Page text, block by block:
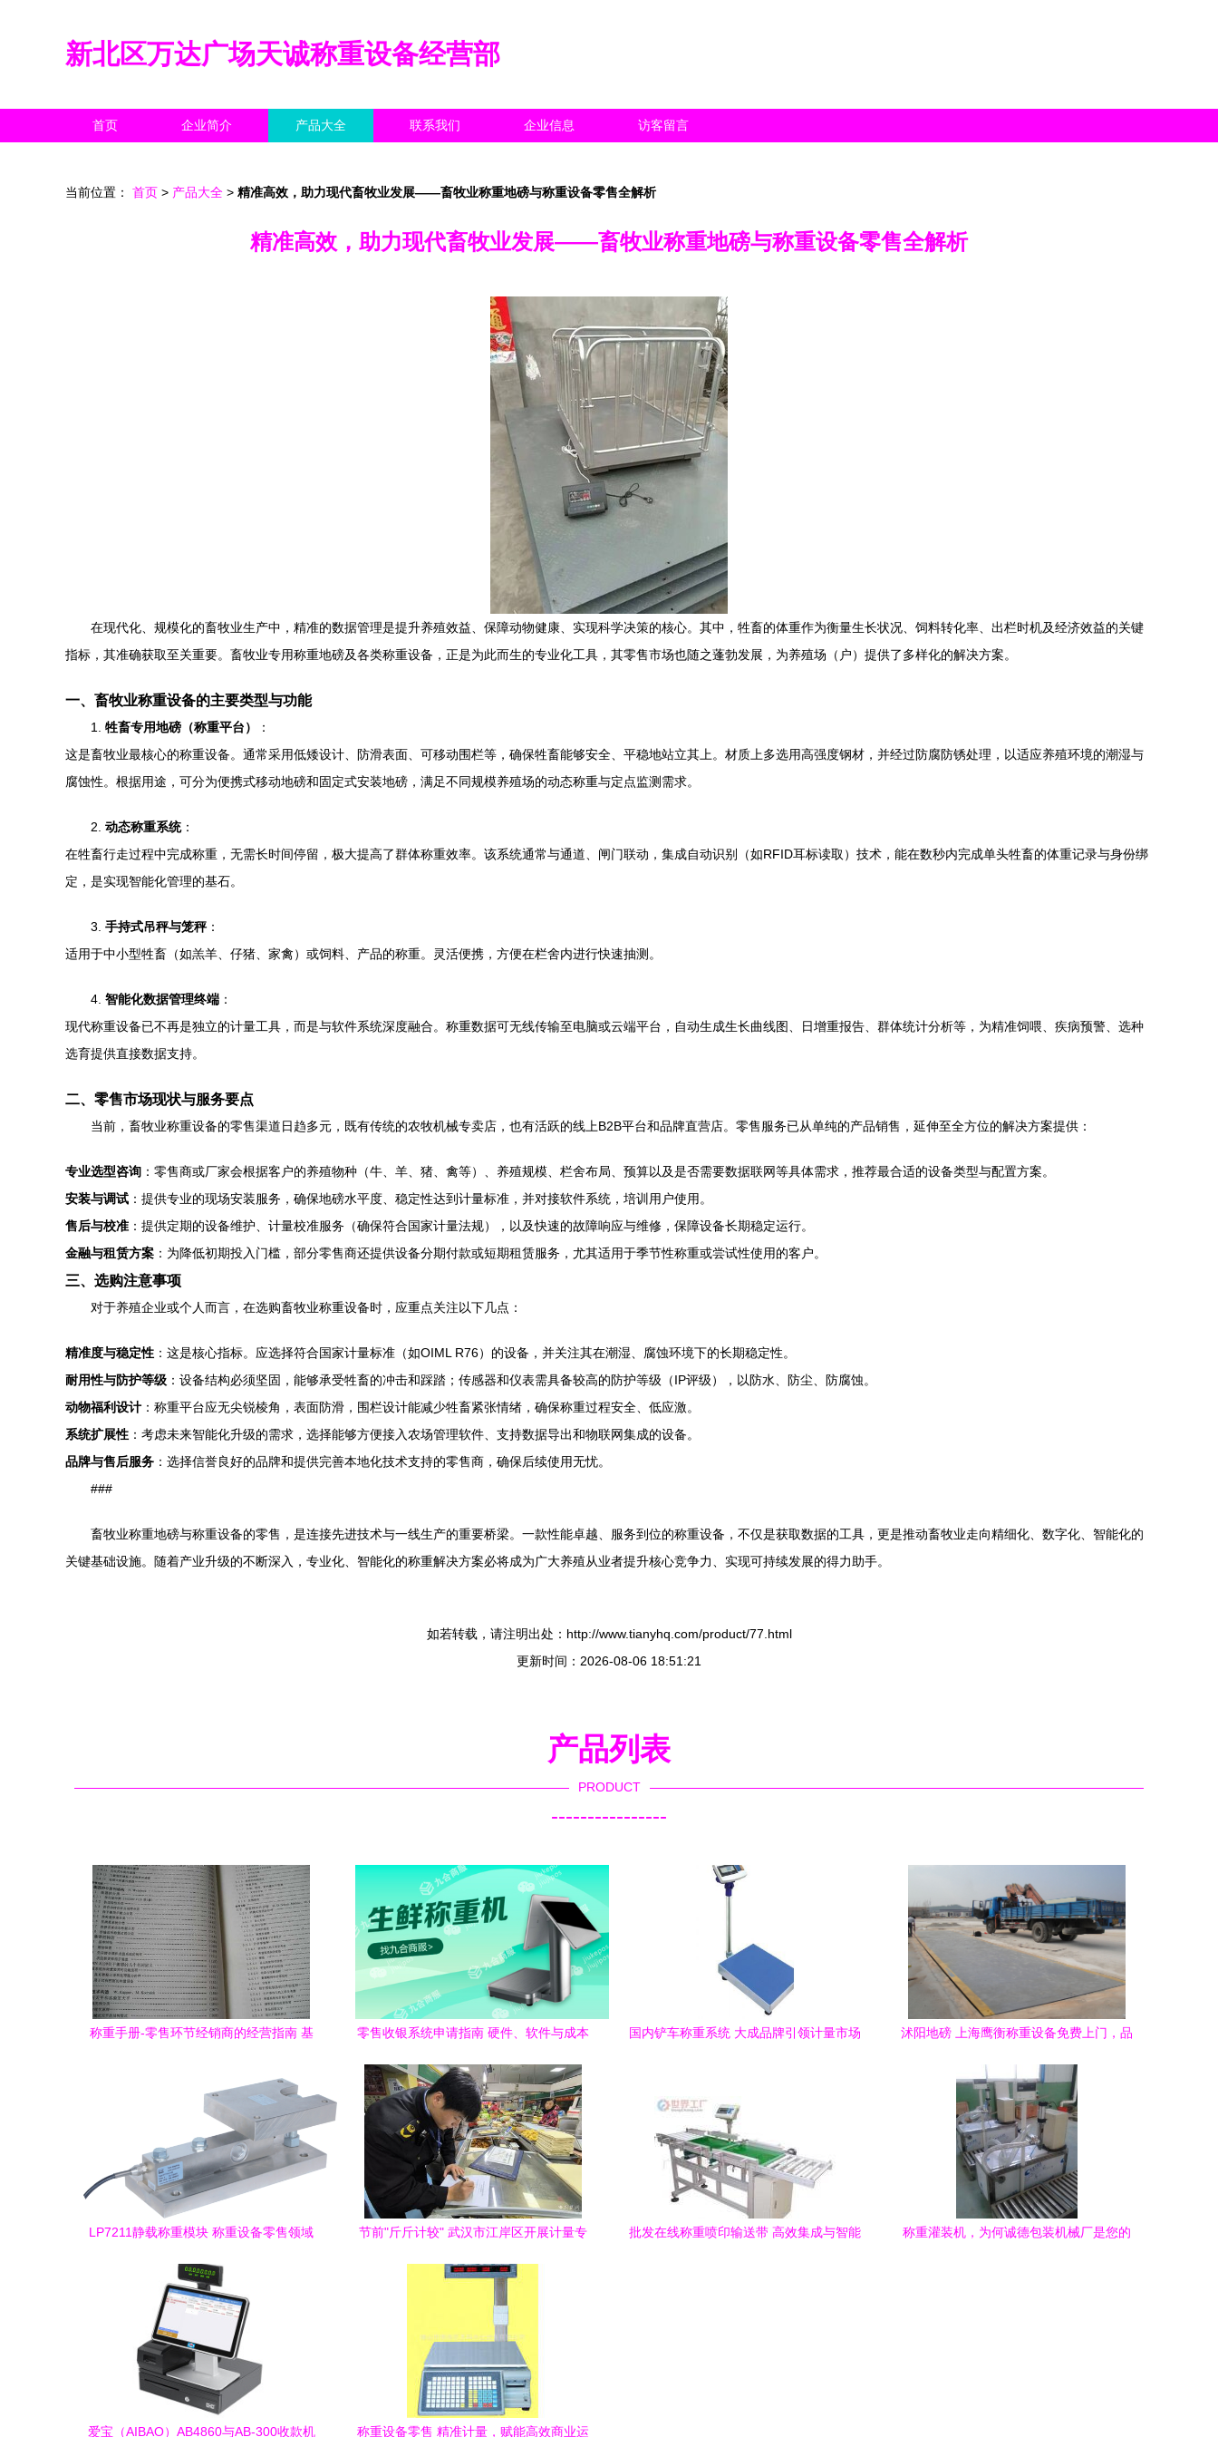
新北区万达广场天诚称重设备经营部
首页 企业简介 产品大全 联系我们 企业信息 访客留言
当前位置： 首页 > 产品大全 > 精准高效，助力现代畜牧业发展——畜牧业称重地磅与称重设备零售全解析
精准高效，助力现代畜牧业发展——畜牧业称重地磅与称重设备零售全解析
在现代化、规模化的畜牧业生产中，精准的数据管理是提升养殖效益、保障动物健康、实现科学决策的核心。其中，牲畜的体重作为衡量生长状况、饲料转化率、出栏时机及经济效益的关键
指标，其准确获取至关重要。畜牧业专用称重地磅及各类称重设备，正是为此而生的专业化工具，其零售市场也随之蓬勃发展，为养殖场（户）提供了多样化的解决方案。
一、畜牧业称重设备的主要类型与功能
1. 牲畜专用地磅（称重平台）
：
这是畜牧业最核心的称重设备。通常采用低矮设计、防滑表面、可移动围栏等，确保牲畜能够安全、平稳地站立其上。材质上多选用高强度钢材，并经过防腐防锈处理，以适应养殖环境的潮湿与
腐蚀性。根据用途，可分为便携式移动地磅和固定式安装地磅，满足不同规模养殖场的动态称重与定点监测需求。
2. 动态称重系统：
在牲畜行走过程中完成称重，无需长时间停留，极大提高了群体称重效率。该系统通常与通道、闸门联动，集成自动识别（如RFID耳标读取）技术，能在数秒内完成单头牲畜的体重记录与身份绑
定，是实现智能化管理的基石。
3. 手持式吊秤与笼秤：
适用于中小型牲畜（如羔羊、仔猪、家禽）或饲料、产品的称重。灵活便携，方便在栏舍内进行快速抽测。
4. 智能化数据管理终端 ：
现代称重设备已不再是独立的计量工具，而是与软件系统深度融合。称重数据可无线传输至电脑或云端平台，自动生成生长曲线图、日增重报告、群体统计分析等，为精准饲喂、疾病预警、选种
选育提供直接数据支持。
二、零售市场现状与服务要点
当前，畜牧业称重设备的零售渠道日趋多元，既有传统的农牧机械专卖店，也有活跃的线上B2B平台和品牌直营店。零售服务已从单纯的产品销售，延伸至全方位的解决方案提供：
专业选型咨询 ：零售商或厂家会根据客户的养殖物种（牛、羊、猪、禽等）、养殖规模、栏舍布局、预算以及是否需要数据联网等具体需求，推荐最合适的设备类型与配置方案。
安装与调试 ：提供专业的现场安装服务，确保地磅水平度、稳定性达到计量标准，并对接软件系统，培训用户使用。
售后与校准 ：提供定期的设备维护、计量校准服务（确保符合国家计量法规），以及快速的故障响应与维修，保障设备长期稳定运行。
金融与租赁方案 ：为降低初期投入门槛，部分零售商还提供设备分期付款或短期租赁服务，尤其适用于季节性称重或尝试性使用的客户。
三、选购注意事项
对于养殖企业或个人而言，在选购畜牧业称重设备时，应重点关注以下几点：
精准度与稳定性 ：这是核心指标。应选择符合国家计量标准（如OIML R76）的设备，并关注其在潮湿、腐蚀环境下的长期稳定性。
耐用性与防护等级 ：设备结构必须坚固，能够承受牲畜的冲击和踩踏；传感器和仪表需具备较高的防护等级（IP评级），以防水、防尘、防腐蚀。
动物福利设计 ：称重平台应无尖锐棱角，表面防滑，围栏设计能减少牲畜紧张情绪，确保称重过程安全、低应激。
系统扩展性 ：考虑未来智能化升级的需求，选择能够方便接入农场管理软件、支持数据导出和物联网集成的设备。
品牌与售后服务 ：选择信誉良好的品牌和提供完善本地化技术支持的零售商，确保后续使用无忧。
###
畜牧业称重地磅与称重设备的零售，是连接先进技术与一线生产的重要桥梁。一款性能卓越、服务到位的称重设备，不仅是获取数据的工具，更是推动畜牧业走向精细化、数字化、智能化的
关键基础设施。随着产业升级的不断深入，专业化、智能化的称重解决方案必将成为广大养殖从业者提升核心竞争力、实现可持续发展的得力助手。
如若转载，请注明出处：http://www.tianyhq.com/product/77.html
更新时间：2026-08-06 18:51:21
产品列表
PRODUCT
----------------
称重手册-零售环节经销商的经营指南 基
零售收银系统申请指南 硬件、软件与成本
国内铲车称重系统 大成品牌引领计量市场
沭阳地磅 上海鹰衡称重设备免费上门，品
LP7211静载称重模块 称重设备零售领域
节前"斤斤计较" 武汉市江岸区开展计量专
批发在线称重喷印输送带 高效集成与智能
称重灌装机，为何诚德包装机械厂是您的
爱宝（AIBAO）AB4860与AB-300收款机 称重设备零售 精准计量，赋能高效商业运